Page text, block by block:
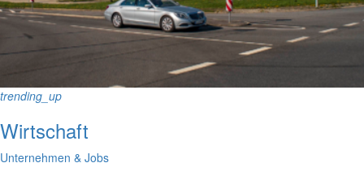
trending_up
Wirtschaft
Unternehmen & Jobs